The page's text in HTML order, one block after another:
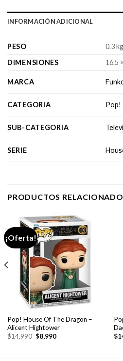
INFORMACIÓN ADICIONAL
PESO
0.3 kg
DIMENSIONES
16.5
MARCA
CATEGORIA Pop!
SUB-CATEGORIA
SERIE
PRODUCTOS
¡Oferta!
Pop! House Of The Dragon –
Alicent Hightower
$14,990 El
precio
$8,990El
$